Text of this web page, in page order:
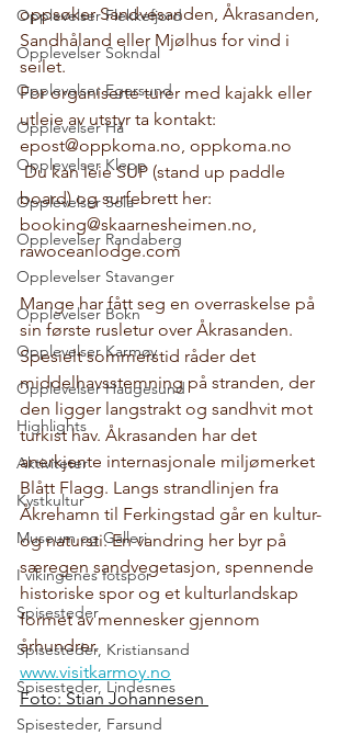
Opplevelser Flekkefjord
Opplevelser Sokndal
Opplevelser Egersund
Opplevelser Hå
Opplevelser Klepp
Opplevelser Sola
Opplevelser Randaberg
Opplevelser Stavanger
Opplevelser Bokn
Opplevelser Karmøy
Opplevelser Haugesund
Highlights
Aktiviteter
Kystkultur
Museum og Galleri
I vikingenes fotspor
Spisesteder
Spisesteder, Kristiansand
Spisesteder, Lindesnes
Spisesteder, Farsund
oppsøker Sandvesanden, Åkrasanden,
Sandhåland eller Mjølhus for vind i
seilet.
For organiserte turer med kajakk eller
utleie av utstyr ta kontakt:
epost@oppkoma.no, oppkoma.no
Du kan leie SUP (stand up paddle
board) og surfebrett her:
booking@skaarnesheimen.no,
rawoceanlodge.com
Mange har fått seg en overraskelse på
sin første rusletur over Åkrasanden.
Spesielt sommerstid råder det
middelhavsstemning på stranden, der
den ligger langstrakt og sandhvit mot
turkist hav. Åkrasanden har det
anerkjente internasjonale miljømerket
Blått Flagg. Langs strandlinjen fra
Åkrehamn til Ferkingstad går en kultur-
og natursti. En vandring her byr på
særegen sandvegetasjon, spennende
historiske spor og et kulturlandskap
formet av mennesker gjennom
århundrer.
www.visitkarmoy.no
Foto: Stian Johannesen